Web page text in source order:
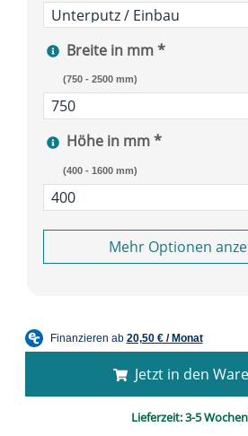
Breite in mm *
(750 - 2500 mm)
Höhe in mm *
(400 - 1600 mm)
Optionen
Jetzt in den
Lieferzeit:3-5 Wochen